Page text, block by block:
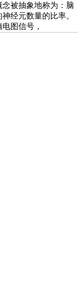
被抽象地称为：脑
经元数量的比率。
图信号，